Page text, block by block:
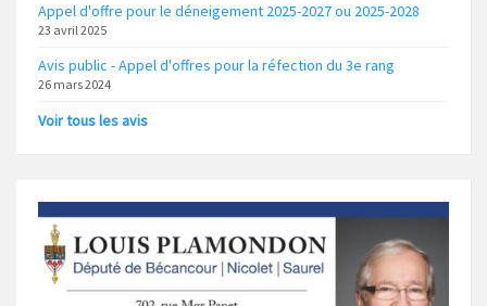
Appel d'offre pour le déneigement 2025-2027 ou 2025-2028
23 avril 2025
Avis public - Appel d'offres pour la réfection du 3e rang
26 mars 2024
Voir tous les avis